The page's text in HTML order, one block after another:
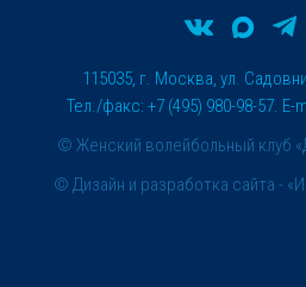
© Женский волейбольный клуб
115035, г. Москва, ул.
Тел./факс: +7 (495) 980-98-57. E-
© Дизайн и разработка сайта -